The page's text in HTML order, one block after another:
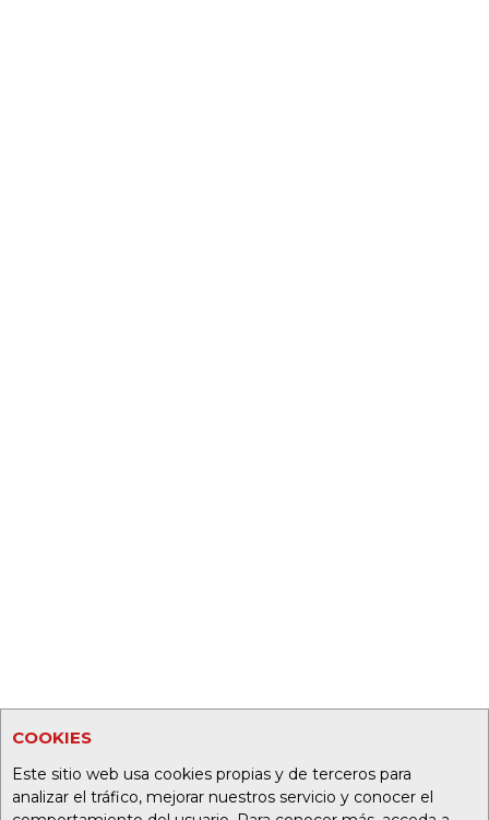
COOKIES
Este sitio web usa cookies propias y de terceros para
analizar el tráfico, mejorar nuestros servicio y conocer el